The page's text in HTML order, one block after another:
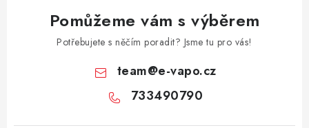
Pomůžeme vám s výběrem
Potřebujete s něčím poradit? Jsme tu pro vás!
team@e-vapo.cz
733490790